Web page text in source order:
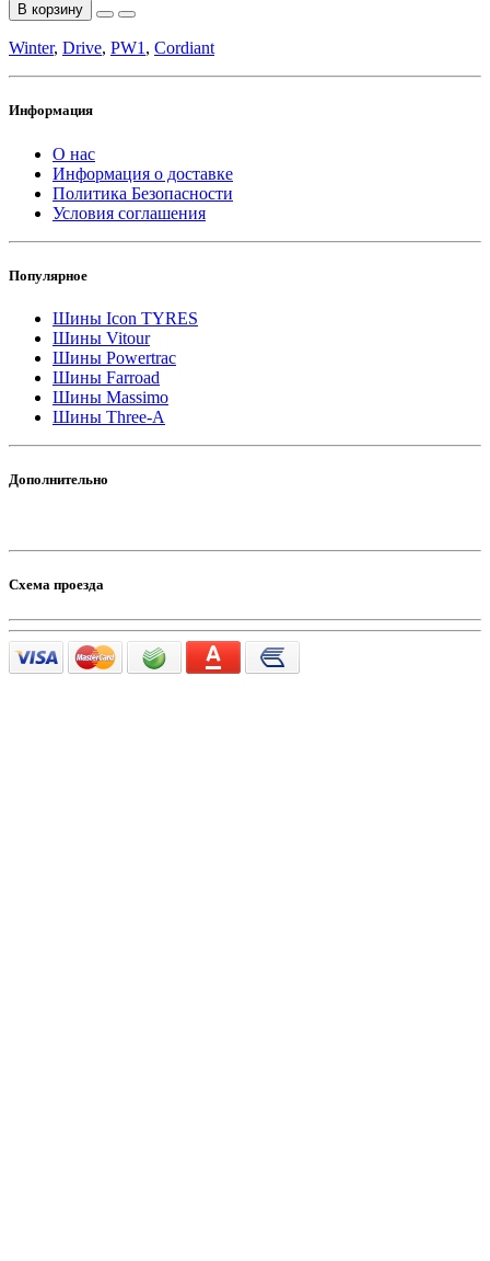
В корзину
Winter, Drive, PW1 , Cordiant
Информация
О нас
Информация о доставке
Политика Безопасности
Условия соглашения
Популярное
Шины Icon TYRES
Шины Vitour
Шины Powertrac
Шины Farroad
Шины Massimo
Шины Three-A
Дополнительно
Схема проезда